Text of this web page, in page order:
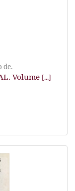
de.
Volume [...]